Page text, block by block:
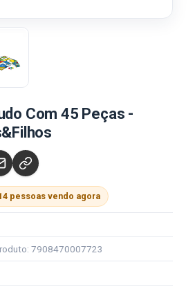
Com 45 Peças -
pessoas vendo agora
7908470007723